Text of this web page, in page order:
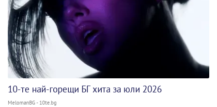
10-те най-горещи БГ хита за юли 2026
MelomanBG - 10te.bg